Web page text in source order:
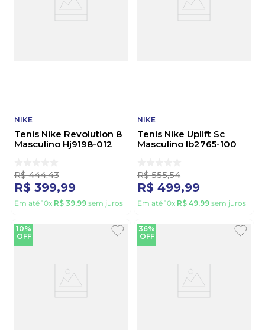
NIKE
Tenis Nike Revolution 8
Masculino Hj9198-012
R$ 444,43
R$ 399,99
Em até 10x R$ 39,99 sem juros
NIKE
Tenis Nike Uplift Sc
Masculino Ib2765-100
R$ 555,54
R$ 499,99
Em até 10x R$ 49,99 sem juros
10%
OFF
36%
OFF